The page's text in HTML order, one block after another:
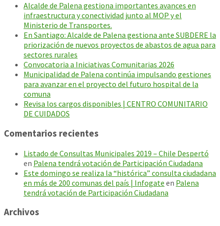
Alcalde de Palena gestiona importantes avances en
infraestructura y conectividad junto al MOP y el
Ministerio de Transportes.
En Santiago: Alcalde de Palena gestiona ante SUBDERE la
priorización de nuevos proyectos de abastos de agua para
sectores rurales
Convocatoria a Iniciativas Comunitarias 2026
Municipalidad de Palena continúa impulsando gestiones
para avanzar en el proyecto del futuro hospital de la
comuna
Revisa los cargos disponibles | CENTRO COMUNITARIO
DE CUIDADOS
Comentarios recientes
Listado de Consultas Municipales 2019 – Chile Despertó
en Palena tendrá votación de Participación Ciudadana
Este domingo se realiza la “histórica” consulta ciudadana
en más de 200 comunas del país | Infogate en Palena
tendrá votación de Participación Ciudadana
Archivos